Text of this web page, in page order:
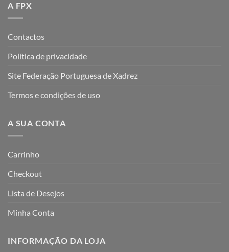
A FPX
Contactos
Política de privacidade
Site Federação Portuguesa de Xadrez
Termos e condições de uso
A SUA CONTA
Carrinho
Checkout
Lista de Desejos
Minha Conta
INFORMAÇÃO DA LOJA